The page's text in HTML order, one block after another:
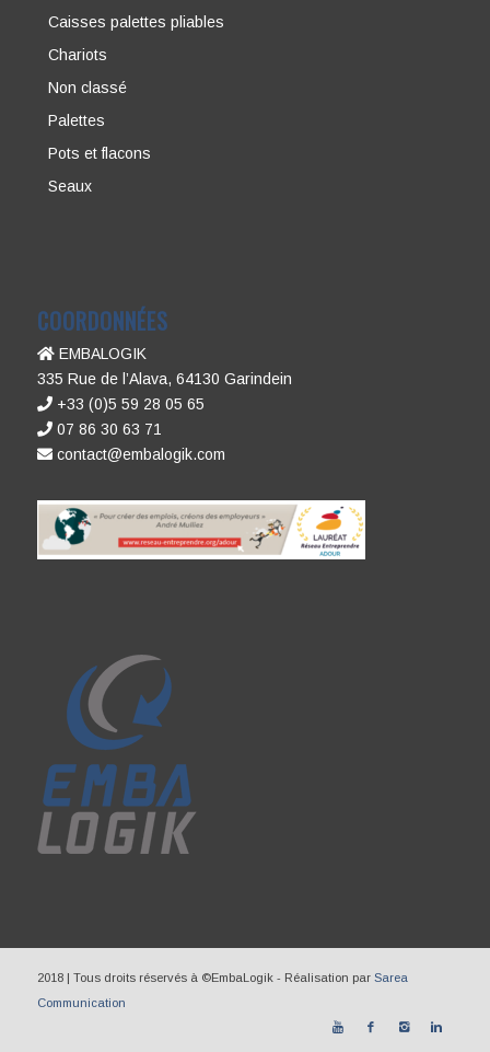
Caisses palettes pliables
Chariots
Non classé
Palettes
Pots et flacons
Seaux
COORDONNÉES
EMBALOGIK
335 Rue de l’Alava, 64130 Garindein
+33 (0)5 59 28 05 65
07 86 30 63 71
contact@embalogik.com
2018 | Tous droits réservés à ©EmbaLogik - Réalisation par Sarea
Communication